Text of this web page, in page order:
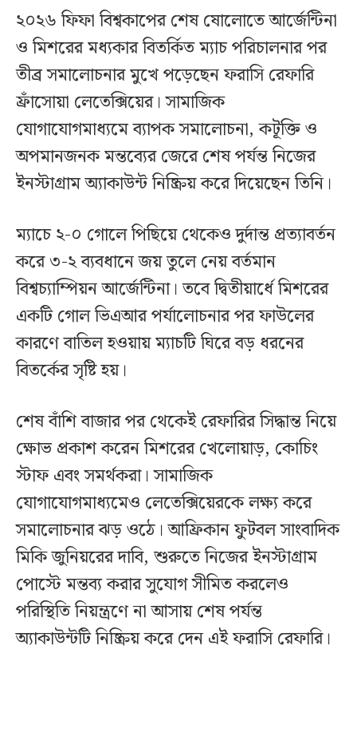
২০২৬ ফিফা বিশ্বকাপের শেষ ষোলোতে আর্জেন্টিনা
ও মিশরের মধ্যকার বিতর্কিত ম্যাচ পরিচালনার পর
তীব্র সমালোচনার মুখে পড়েছেন ফরাসি রেফারি
ফ্রাঁসোয়া লেতেক্সিয়ের। সামাজিক
যোগাযোগমাধ্যমে ব্যাপক সমালোচনা, কটূক্তি ও
অপমানজনক মন্তব্যের জেরে শেষ পর্যন্ত নিজের
ইনস্টাগ্রাম অ্যাকাউন্ট নিষ্ক্রিয় করে দিয়েছেন তিনি।
ম্যাচে ২-০ গোলে পিছিয়ে থেকেও দুর্দান্ত প্রত্যাবর্তন
করে ৩-২ ব্যবধানে জয় তুলে নেয় বর্তমান
বিশ্বচ্যাম্পিয়ন আর্জেন্টিনা। তবে দ্বিতীয়ার্ধে মিশরের
একটি গোল ভিএআর পর্যালোচনার পর ফাউলের
কারণে বাতিল হওয়ায় ম্যাচটি ঘিরে বড় ধরনের
বিতর্কের সৃষ্টি হয়।
শেষ বাঁশি বাজার পর থেকেই রেফারির সিদ্ধান্ত নিয়ে
ক্ষোভ প্রকাশ করেন মিশরের খেলোয়াড়, কোচিং
স্টাফ এবং সমর্থকরা। সামাজিক
যোগাযোগমাধ্যমেও লেতেক্সিয়েরকে লক্ষ্য করে
সমালোচনার ঝড় ওঠে। আফ্রিকান ফুটবল সাংবাদিক
মিকি জুনিয়রের দাবি, শুরুতে নিজের ইনস্টাগ্রাম
পোস্টে মন্তব্য করার সুযোগ সীমিত করলেও
পরিস্থিতি নিয়ন্ত্রণে না আসায় শেষ পর্যন্ত
অ্যাকাউন্টটি নিষ্ক্রিয় করে দেন এই ফরাসি রেফারি।